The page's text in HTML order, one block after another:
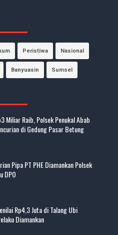
Peristiwa Nasional
Banyuasin Sumsel
Miliar Raib, Polsek Penukal Abab
di Gedung Pasar Betung
Pipa PT PHE Diamankan Polsek
DPO
Rp4,3 Juta di Talang Ubi
Diamankan